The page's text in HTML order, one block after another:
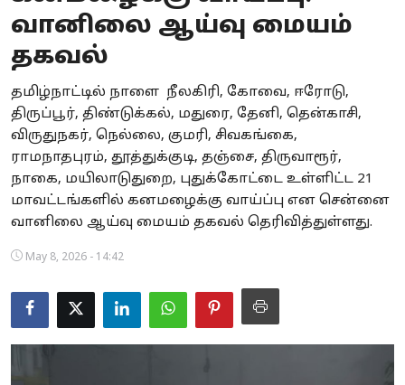
Business
Crime
Tamilnadu
National
World
Astrology
Spirituality
Weather
Politics
வானிலை ஆய்வு மையம்
தகவல்
தமிழ்நாட்டில் நாளை நீலகிரி, கோவை, ஈரோடு,
திருப்பூர், திண்டுக்கல், மதுரை, தேனி, தென்காசி,
விருதுநகர், நெல்லை, குமரி, சிவகங்கை,
ராமநாதபுரம், தூத்துக்குடி, தஞ்சை, திருவாரூர்,
நாகை, மயிலாடுதுறை, புதுக்கோட்டை உள்ளிட்ட 21
மாவட்டங்களில் கனமழைக்கு வாய்ப்பு என சென்னை
வானிலை ஆய்வு மையம் தகவல் தெரிவித்துள்ளது.
May 8, 2026 - 14:42